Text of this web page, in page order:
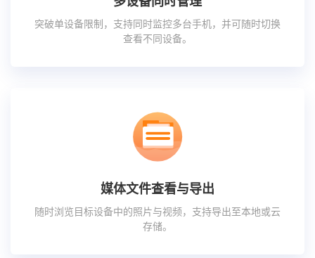
突破单设备限制，支持同时监控多台手机，并可随时切换
查看不同设备。
媒体文件查看与导出
随时浏览目标设备中的照片与视频，支持导出至本地或云
存储。